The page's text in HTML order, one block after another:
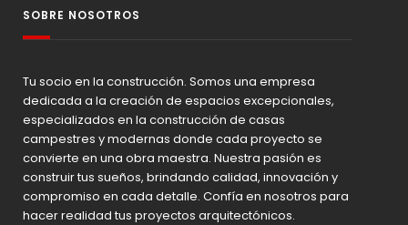
SOBRE NOSOTROS
Tu socio en la construcción. Somos una empresa
dedicada a la creación de espacios excepcionales,
especializados en la construcción de casas
campestres y modernas donde cada proyecto se
convierte en una obra maestra. Nuestra pasión es
construir tus sueños, brindando calidad, innovación y
compromiso en cada detalle. Confía en nosotros para
hacer realidad tus proyectos arquitectónicos.